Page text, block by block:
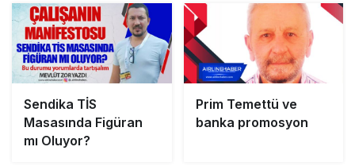
Sendika TİS
Masasında Figüran
mı Oluyor?
Prim Temettü ve
banka promosyon